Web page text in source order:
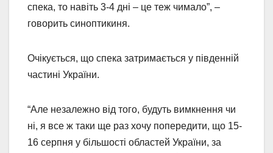
спека, то навіть 3-4 дні – це теж чимало”, –
говорить синоптикиня.
Очікується, що спека затримається у південній
частині України.
“Але незалежно від того, будуть вимкнення чи
ні, я все ж таки ще раз хочу попередити, що 15-
16 серпня у більшості областей України, за